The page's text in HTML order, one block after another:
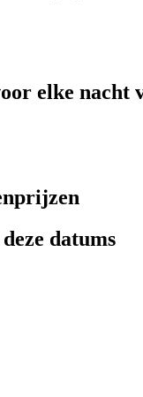
elke nacht
datums